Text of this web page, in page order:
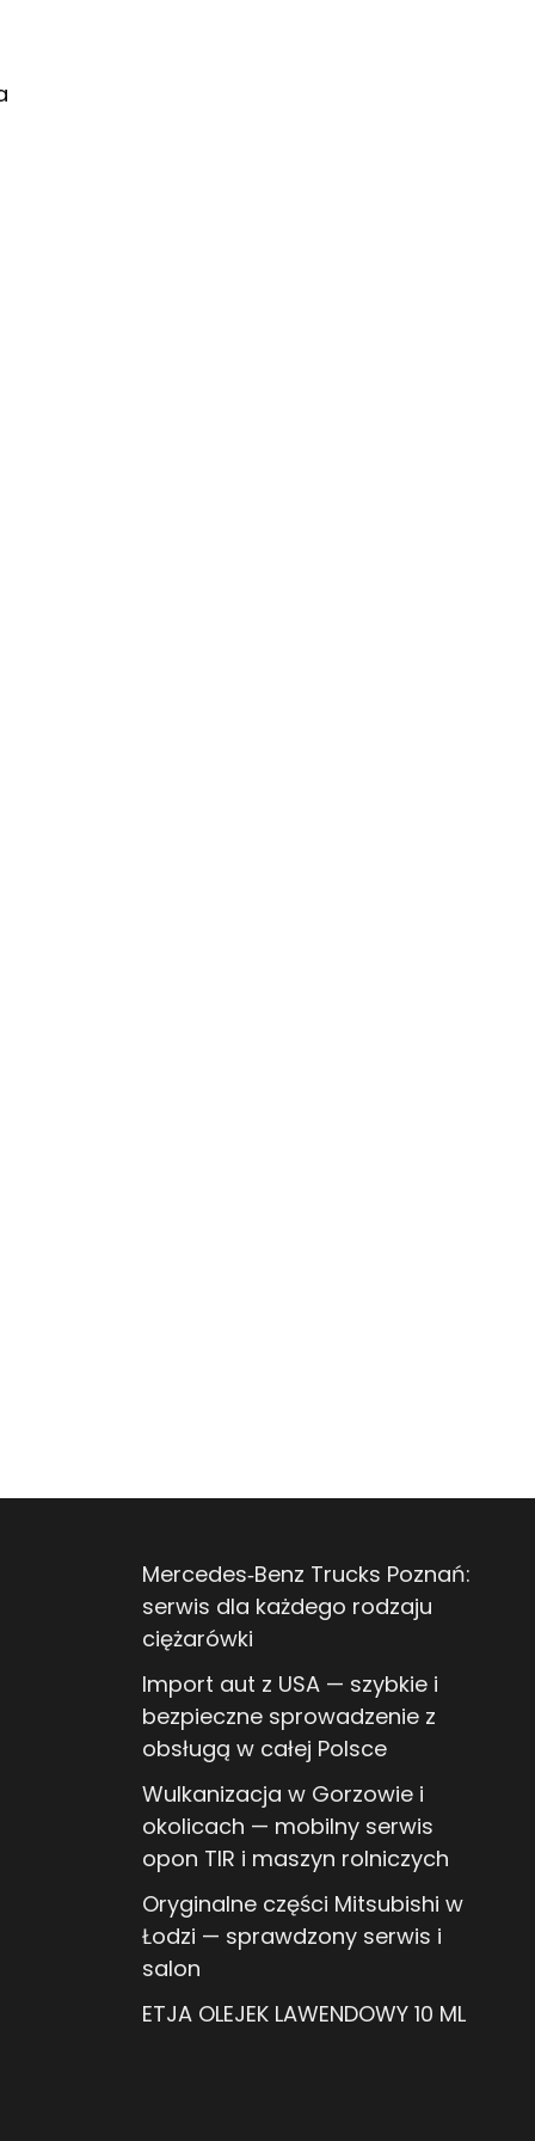
Mercedes‑Benz Trucks Poznań:
serwis dla każdego rodzaju
ciężarówki
Import aut z USA — szybkie i
bezpieczne sprowadzenie z
obsługą w całej Polsce
Wulkanizacja w Gorzowie i
okolicach — mobilny serwis
opon TIR i maszyn rolniczych
Oryginalne części Mitsubishi w
Łodzi — sprawdzony serwis i
salon
ETJA OLEJEK LAWENDOWY 10 ML